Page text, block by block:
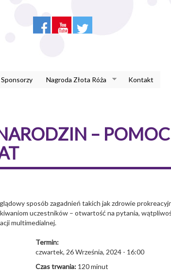
Nagroda Złota Róża Kontakt
–
sposób zagadnień takich jak zdrowie
uczestników – otwartość na pytania,
multimedialnej.
Termin:
czwartek, 26 Września, 2024 - 16:00
Czas trwania: 120 minut